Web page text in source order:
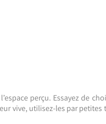
perçu. Essayez de
vive, utilisez-les par petites